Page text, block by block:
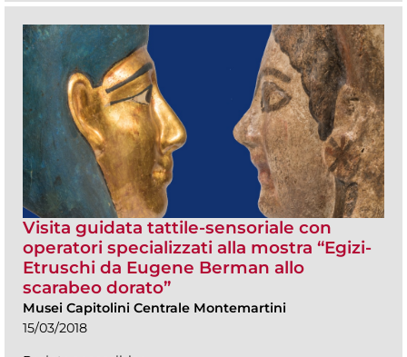
Visita guidata tattile-sensoriale con
operatori specializzati alla mostra “Egizi-
Etruschi da Eugene Berman allo
scarabeo dorato”
Musei Capitolini Centrale Montemartini
15/03/2018